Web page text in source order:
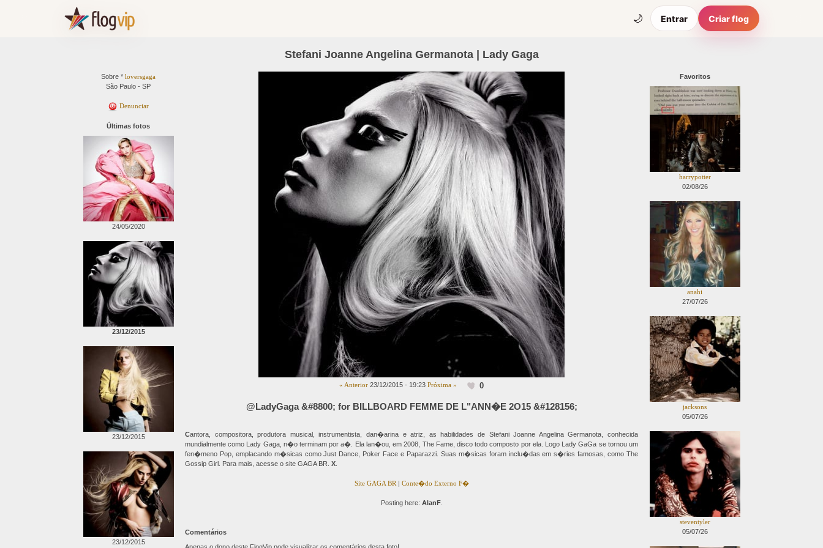
🌙 Entrar Criar flog
Stefani Joanne Angelina Germanota | Lady Gaga
« Anterior 23/12/2015 - 19:23 Próxima » 0
@LadyGaga &#8800; for BILLBOARD FEMME DE L"ANN�E 2O15 &#128156;
Cantora, compositora, produtora musical, instrumentista, dan�arina e atriz, as habilidades de Stefani Joanne Angelina Germanota, conhecida
mundialmente como Lady Gaga, n�o terminam por a�. Ela lan�ou, em 2008, The Fame, disco todo composto por ela. Logo Lady GaGa se tornou um
fen�meno Pop, emplacando m�sicas como Just Dance, Poker Face e Paparazzi. Suas m�sicas foram inclu�das em s�ries famosas, como The
Gossip Girl. Para mais, acesse o site GAGA BR. X
Site GAGA BR | Conte�do Externo F�
Posting here: AlanF.
Comentários
Sobre * loversgaga
São Paulo - SP
Denunciar
Últimas fotos
24/05/2020
23/12/2015
23/12/2015
23/12/2015
Favoritos
harrypotter
02/08/26
anahi
27/07/26
jacksons
05/07/26
steventyler
05/07/26